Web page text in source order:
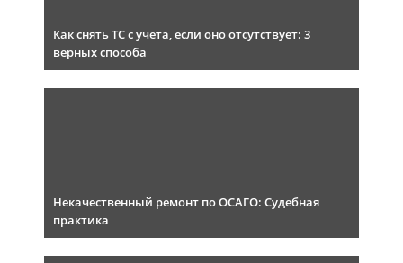
Как снять ТС с учета, если оно отсутствует: 3
верных способа
Некачественный ремонт по ОСАГО: Судебная
практика